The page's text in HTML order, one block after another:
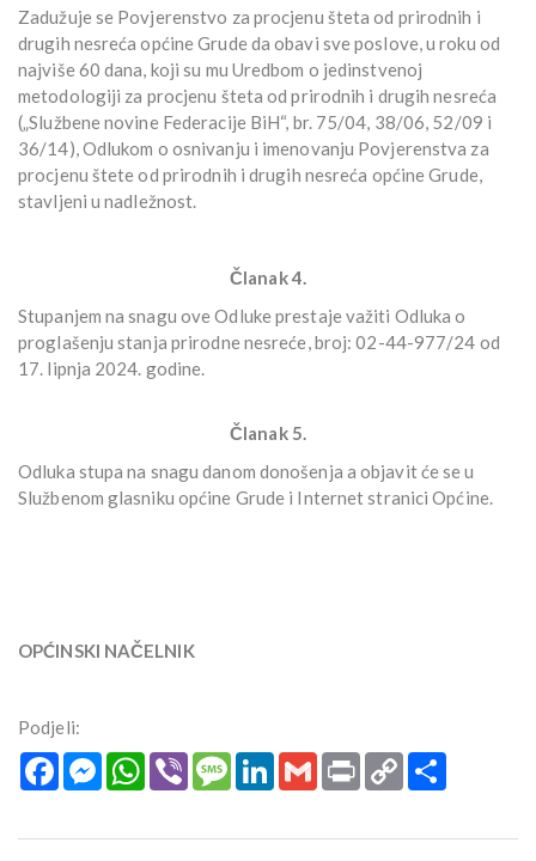
Zadužuje se Povjerenstvo za procjenu šteta od prirodnih i
drugih nesreća općine Grude da obavi sve poslove, u roku od
najviše 60 dana, koji su mu Uredbom o jedinstvenoj
metodologiji za procjenu šteta od prirodnih i drugih nesreća
(„Službene novine Federacije BiH“, br. 75/04, 38/06, 52/09 i
36/14), Odlukom o osnivanju i imenovanju Povjerenstva za
procjenu štete od prirodnih i drugih nesreća općine Grude,
stavljeni u nadležnost.
Članak 4.
Stupanjem na snagu ove Odluke prestaje važiti Odluka o
proglašenju stanja prirodne nesreće, broj: 02-44-977/24 od
17. lipnja 2024. godine.
Članak 5.
Odluka stupa na snagu danom donošenja a objavit će se u
Službenom glasniku općine Grude i Internet stranici Općine.
OPĆINSKI NAČELNIK
Podjeli:
FacebookMessengerWhatsApp
Viber MessageLinkedInGmail Print Copy
Link